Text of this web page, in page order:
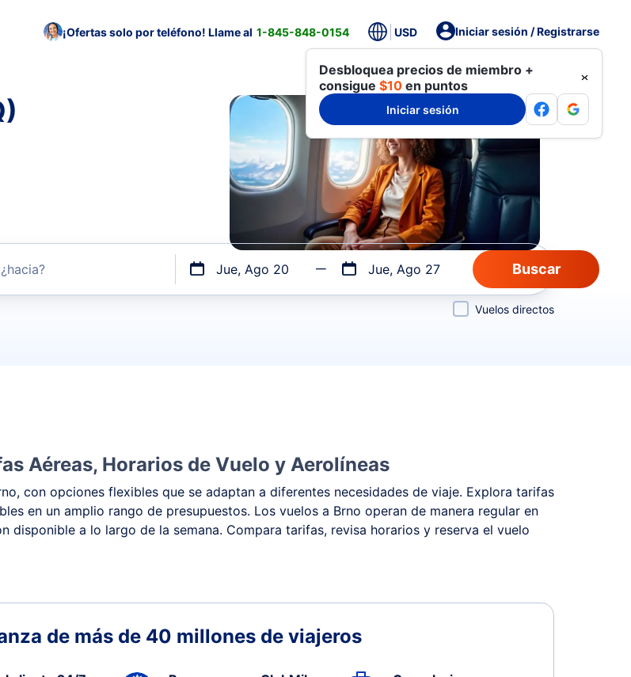
¡Ofertas solo por teléfono! Llame al 1-845-848-0154 USD Iniciar sesión / Registrarse
Desbloquea precios de miembro +
consigue $10 en puntos
Iniciar sesión
Jue, Ago 20 Jue, Ago 27
directos
Vuelos directos
Aéreas, Horarios de Vuelo y Aerolíneas
con opciones flexibles que se adaptan a diferentes necesidades de viaje. Explora tarifas
en un amplio rango de presupuestos. Los vuelos a Brno operan de manera regular en
disponible a lo largo de la semana. Compara tarifas, revisa horarios y reserva el vuelo
de más de 40 millones de viajeros